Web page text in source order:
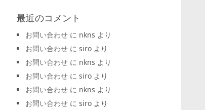
最近のコメント
お問い合わせ に nkns より
お問い合わせ に siro より
お問い合わせ に nkns より
お問い合わせ に siro より
お問い合わせ に nkns より
お問い合わせ に siro より